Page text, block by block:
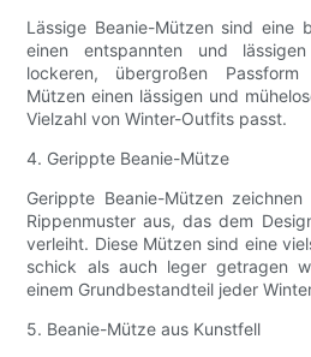
Lässige Beanie-Mützen sind eine
einen entspannten und
lockeren, übergroßen Passform
Mützen einen lässigen und
Vielzahl von Winter-Outfits passt.
4. Gerippte Beanie-Mütze
Gerippte Beanie-Mützen
Rippenmuster aus, das dem
verleiht. Diese Mützen sind eine
schick als auch leger getragen
einem Grundbestandteil jeder
5. Beanie-Mütze aus Kunstfell